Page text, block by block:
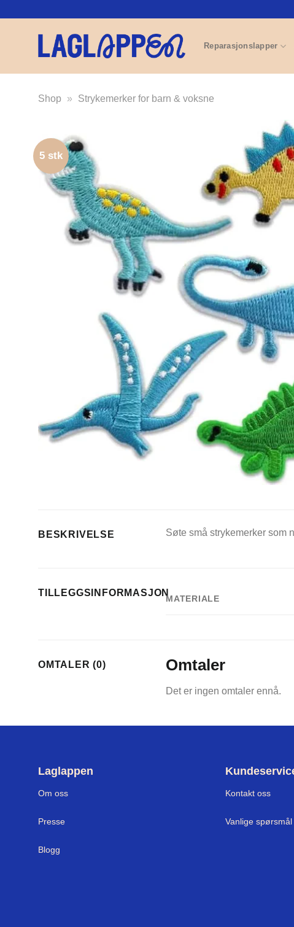
Reparasjonslapper
Shop » Strykemerker for barn & voksne
5 stk
BESKRIVELSE Søte små strykemerker som
TILLEGGSINFORMASJON
MATERIALE
OMTALER (0) Omtaler
Det er ingen omtaler ennå.
Laglappen
Om oss
Presse
Blogg
Kontakt oss
Vanlige spørsmål